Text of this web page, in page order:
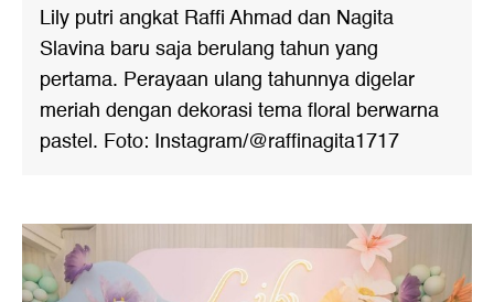
Lily putri angkat Raffi Ahmad dan Nagita
Slavina baru saja berulang tahun yang
pertama. Perayaan ulang tahunnya digelar
meriah dengan dekorasi tema floral berwarna
pastel. Foto: Instagram/@raffinagita1717